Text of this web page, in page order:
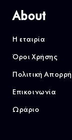
About
Η εταιρία
Όροι Χρήσης
Πολιτική
Επικοινωνία
Ωράριο